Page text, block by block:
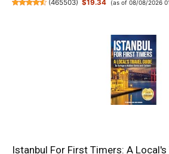
(465503) $19.34 (as of 08/08/2026
Istanbul For First Timers: A Local's